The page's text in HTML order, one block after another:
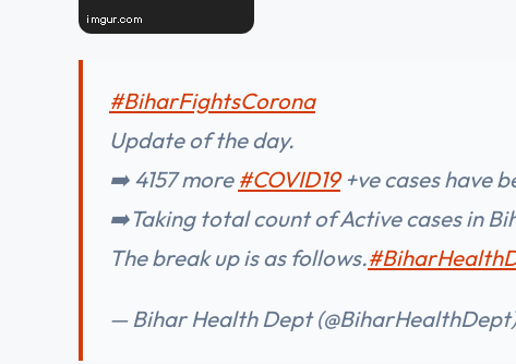
#BiharFightsCorona
Update of the day.
➡️ 4157 more #COVID19+ve cases have
➡️Taking total count of Active cases in
The break up is as follows.
— Bihar Health Dept